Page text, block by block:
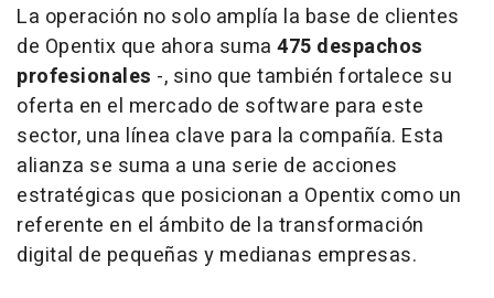
La operación no solo amplía la base de clientes
de Opentix que ahora suma 475 despachos
profesionales -, sino que también fortalece su
oferta en el mercado de software para este
sector, una línea clave para la compañía. Esta
alianza se suma a una serie de acciones
estratégicas que posicionan a Opentix como un
referente en el ámbito de la transformación
digital de pequeñas y medianas empresas.